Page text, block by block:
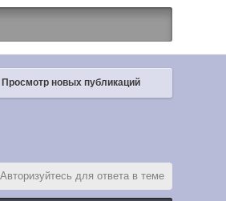
Просмотр новых публикаций
Авторизуйтесь для ответа в теме